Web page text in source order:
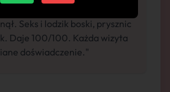
Seks i lodzik boski, prysznic
Daje 100/100. Każda wizyta
doświadczenie."